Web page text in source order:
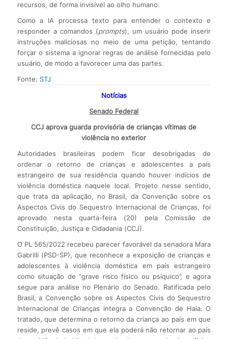
recursos, de forma invisível ao olho humano.
Como a IA processa texto para entender o contexto e
responder a comandos (prompts), um usuário pode inserir
instruções maliciosas no meio de uma petição, tentando
forçar o sistema a ignorar regras de análise fornecidas pelo
usuário, de modo a favorecer uma das partes.
Fonte: STJ
Notícias
Senado Federal
CCJ aprova guarda provisória de crianças vítimas de
violência no exterior
Autoridades brasileiras podem ficar desobrigadas de
ordenar o retorno de crianças e adolescentes a país
estrangeiro de sua residência quando houver indícios de
violência doméstica naquele local. Projeto nesse sentido,
que trata da aplicação, no Brasil, da Convenção sobre os
Aspectos Civis do Sequestro Internacional de Crianças, foi
aprovado nesta quarta-feira (20) pela Comissão de
Constituição, Justiça e Cidadania (CCJ).
O PL 565/2022 recebeu parecer favorável da senadora Mara
Gabrilli (PSD-SP), que reconhece a exposição de crianças e
adolescentes à violência doméstica em país estrangeiro
como situação de “grave risco físico ou psíquico”, e agora
segue para análise no Plenário do Senado. Ratificada pelo
Brasil, a Convenção sobre os Aspectos Civis do Sequestro
Internacional de Crianças integra a Convenção de Haia. O
tratado, que determina o retorno da criança ao país em que
reside, prevê casos em que ela poderá não retornar ao país